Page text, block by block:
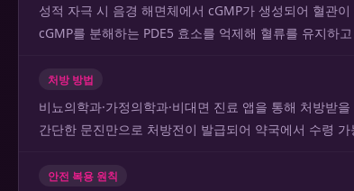
성적 자극 시 음경 해면체에서 cGMP가 생성되어 혈관
cGMP를 분해하는 PDE5 효소를 억제해 혈류를 유지하
처방 방법
비뇨의학과·가정의학과·비대면 진료 앱을 통해 처방받
간단한 문진만으로 처방전이 발급되어 약국에서 수령 가
안전 복용 원칙